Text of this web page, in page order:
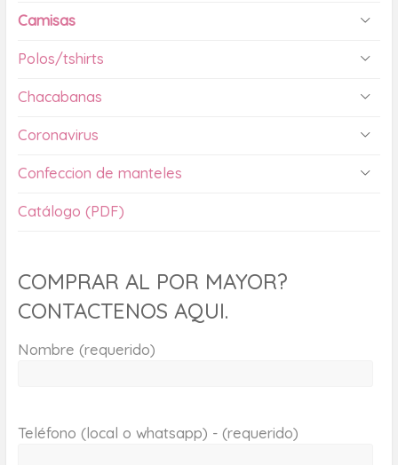
Camisas
Polos/tshirts
Chacabanas
Coronavirus
Confeccion de manteles
Catálogo (PDF)
COMPRAR AL POR MAYOR?
CONTACTENOS AQUI.
Nombre (requerido)
Teléfono (local o whatsapp) - (requerido)